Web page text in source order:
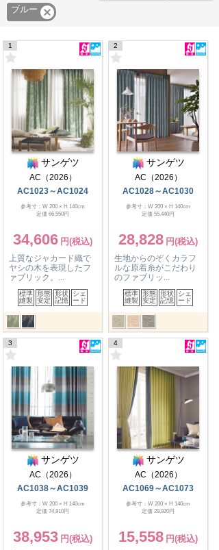
ブルー 
1
サンゲツ
AC（2026）
AC1023～AC1024
参考寸：W 200 × H 140cm
定価 66,550円
34,606
上質なジャカード織で
ヤシの木を表現したフ
ァブリック。...
標準
縫製
形態
安定
形状
記憶
シェ
ード
2
サンゲツ
AC（2026）
AC1028～AC1030
参考寸：W 200 × H 140cm
定価 55,440円
28,828
生地からのぞくカラフ
ルな原着糸がこだわり
のファブリッ...
標準
縫製
形態
安定
形状
記憶
シェ
ード
3
サンゲツ
AC（2026）
AC1038～AC1039
参考寸：W 200 × H 140cm
定価 74,910円
38,953
4
サンゲツ
AC（2026）
AC1069～AC1073
参考寸：W 200 × H 140cm
定価 29,920円
15,558